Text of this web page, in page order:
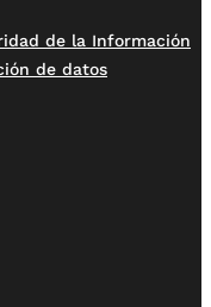
de la Información
de datos